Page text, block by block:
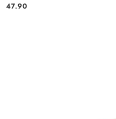
Cena:
47.90